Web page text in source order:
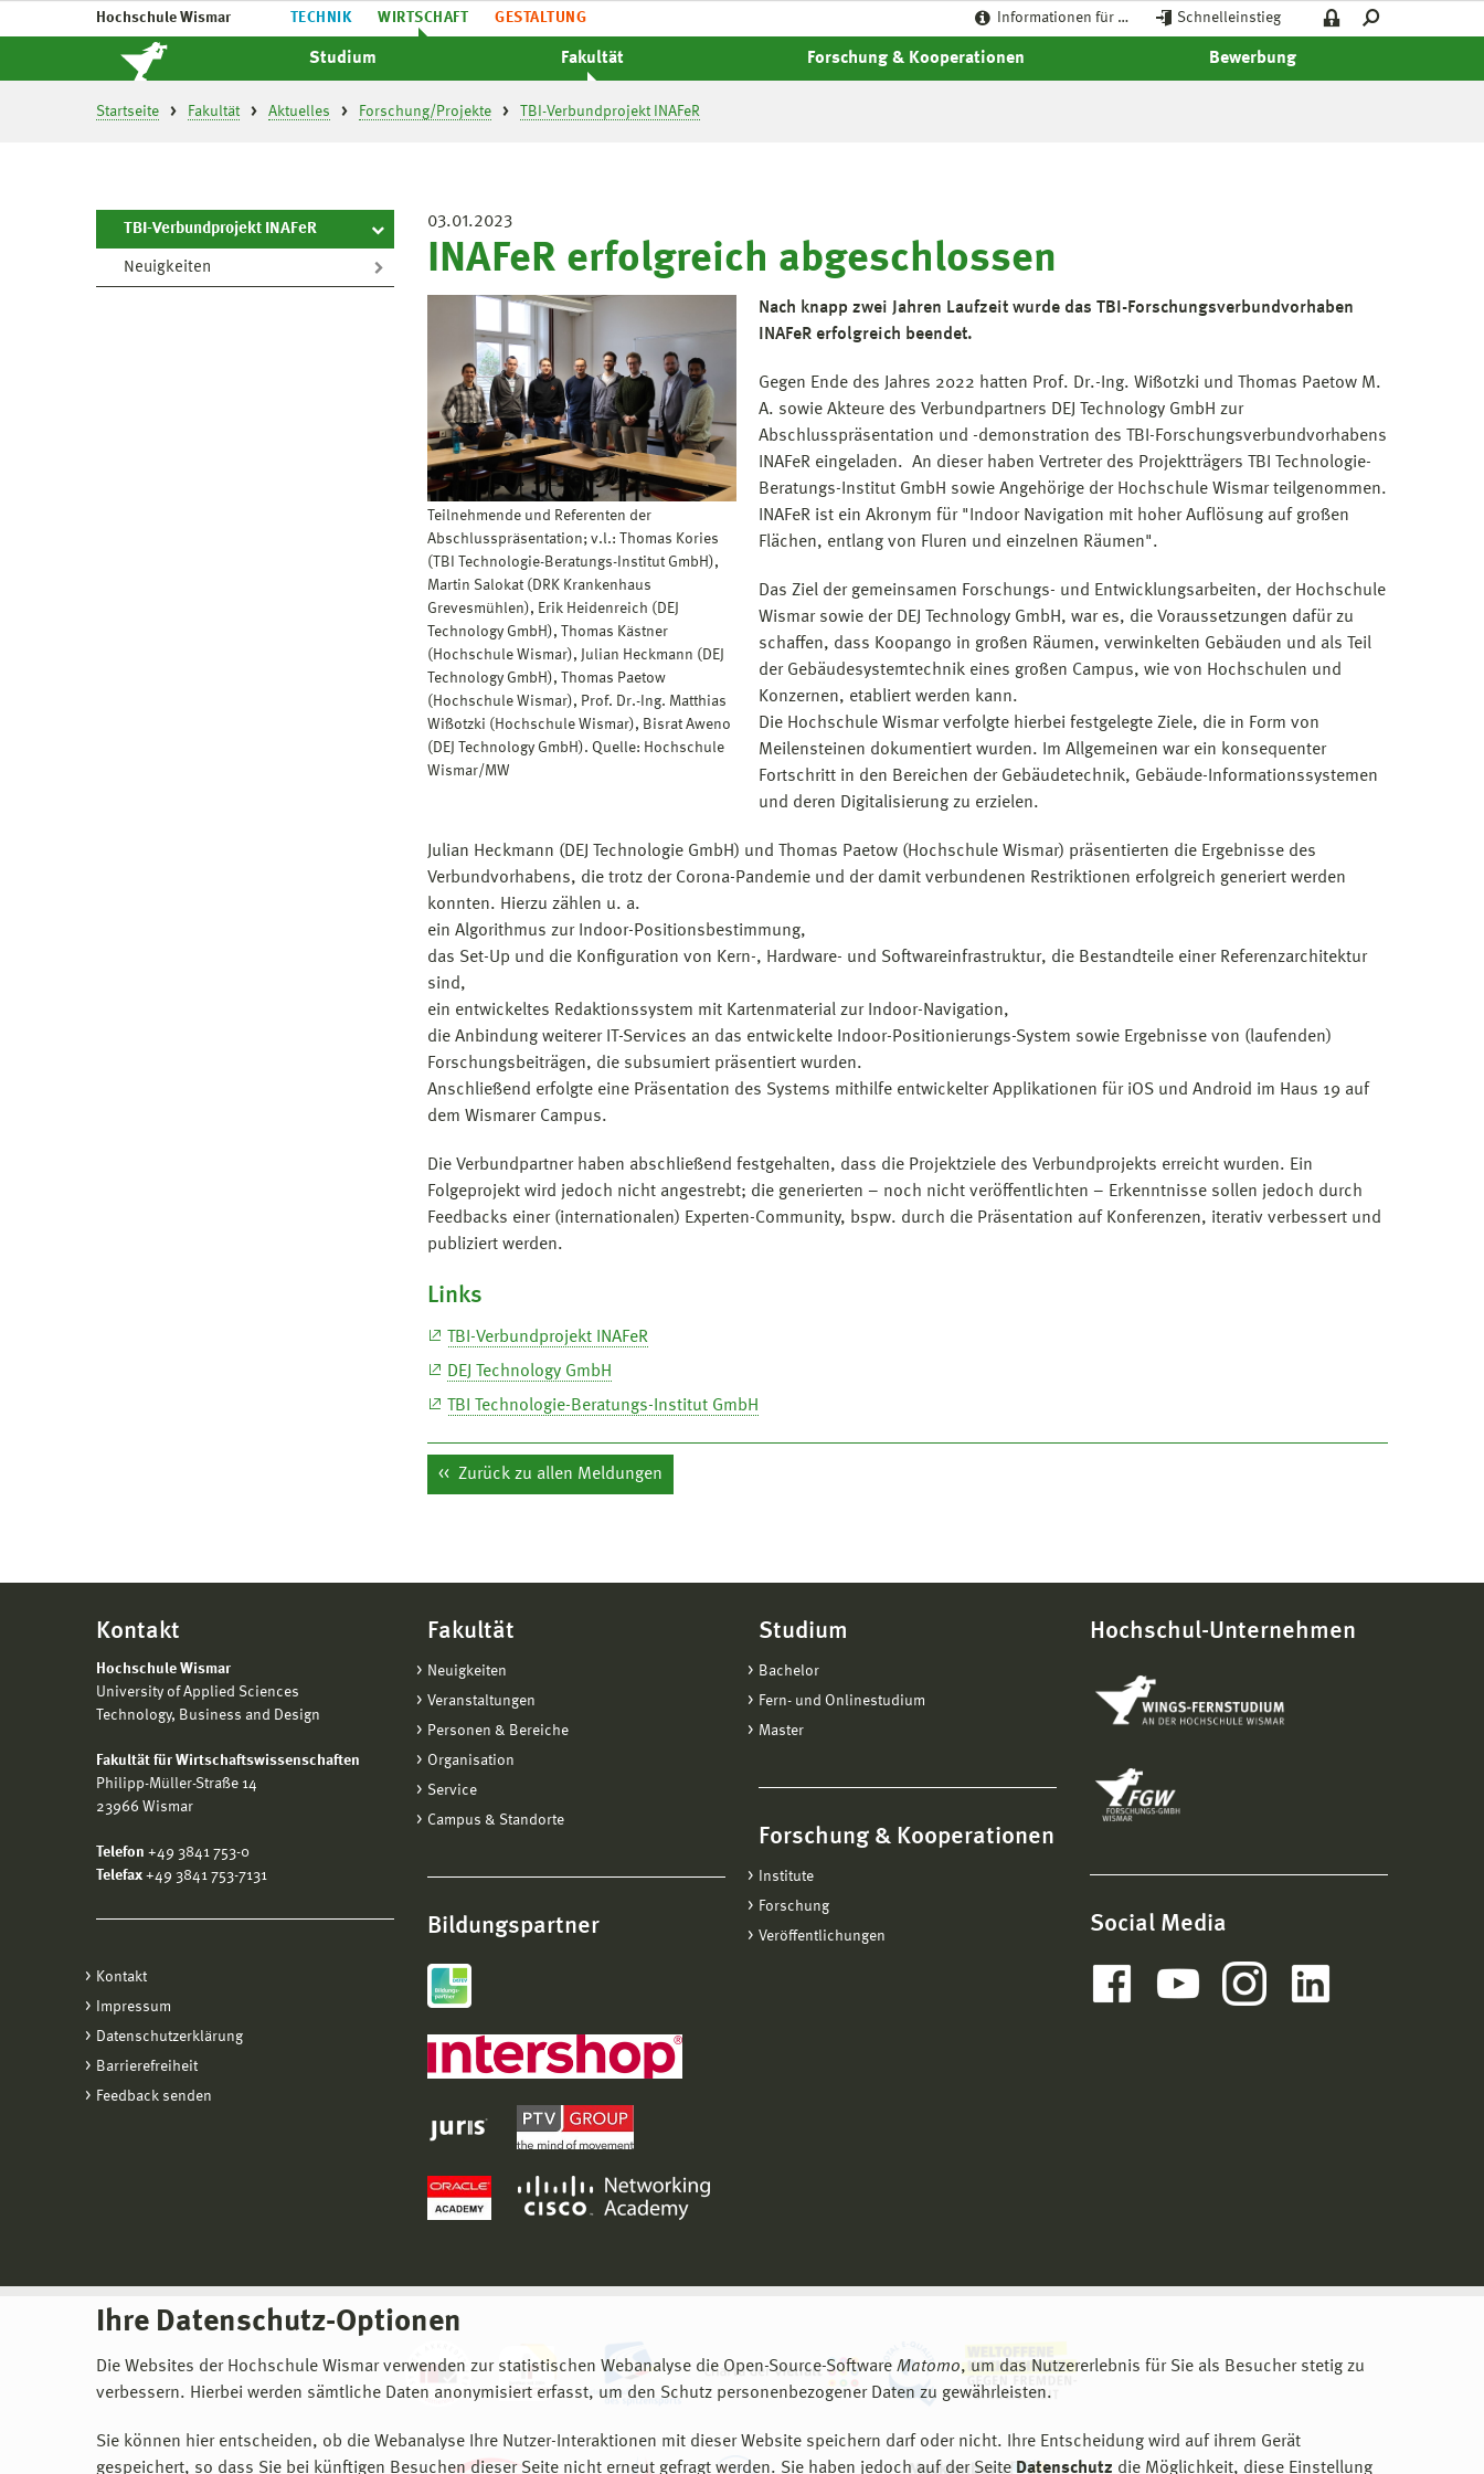
Hochschule Wismar TECHNIK WIRTSCHAFT GESTALTUNG Informationen für … Schnelleinstieg
Studium Fakultät Forschung & Kooperationen Bewerbung
Startseite Fakultät Aktuelles Forschung/Projekte TBI-Verbundprojekt INAFeR
TBI-Verbundprojekt INAFeR
Neuigkeiten
Ihre Datenschutz-Optionen
Die Websites der Hochschule Wismar verwenden zur statistischen Webanalyse die Open-Source-Software Matomo, um das Nutzererlebnis für Sie als Besucher stetig zu
verbessern. Hierbei werden sämtliche Daten anonymisiert erfasst, um den Schutz personenbezogener Daten zu gewährleisten.
Sie können hier entscheiden, ob die Webanalyse Ihre Nutzer-Interaktionen mit dieser Website speichern darf oder nicht. Ihre Entscheidung wird auf ihrem Gerät
gespeichert, so dass Sie bei künftigen Besuchen dieser Seite nicht erneut gefragt werden. Sie haben jedoch auf der Seite Datenschutz die Möglichkeit, diese Einstellung
03.01.2023
INAFeR erfolgreich abgeschlossen
Teilnehmende und Referenten der
Abschlusspräsentation; v.l.: Thomas Kories
(TBI Technologie-Beratungs-Institut GmbH),
Martin Salokat (DRK Krankenhaus
Grevesmühlen), Erik Heidenreich (DEJ
Technology GmbH), Thomas Kästner
(Hochschule Wismar), Julian Heckmann (DEJ
Technology GmbH), Thomas Paetow
(Hochschule Wismar), Prof. Dr.-Ing. Matthias
Wißotzki (Hochschule Wismar), Bisrat Aweno
(DEJ Technology GmbH). Quelle: Hochschule
Wismar/MW
Nach knapp zwei Jahren Laufzeit wurde das TBI-Forschungsverbundvorhaben
INAFeR erfolgreich beendet.
Gegen Ende des Jahres 2022 hatten Prof. Dr.-Ing. Wißotzki und Thomas Paetow M.
A. sowie Akteure des Verbundpartners DEJ Technology GmbH zur
Abschlusspräsentation und -demonstration des TBI-Forschungsverbundvorhabens
INAFeR eingeladen. An dieser haben Vertreter des Projektträgers TBI Technologie-
Beratungs-Institut GmbH sowie Angehörige der Hochschule Wismar teilgenommen.
INAFeR ist ein Akronym für "Indoor Navigation mit hoher Auflösung auf großen
Flächen, entlang von Fluren und einzelnen Räumen".
Das Ziel der gemeinsamen Forschungs- und Entwicklungsarbeiten, der Hochschule
Wismar sowie der DEJ Technology GmbH, war es, die Voraussetzungen dafür zu
schaffen, dass Koopango in großen Räumen, verwinkelten Gebäuden und als Teil
der Gebäudesystemtechnik eines großen Campus, wie von Hochschulen und
Konzernen, etabliert werden kann.
Die Hochschule Wismar verfolgte hierbei festgelegte Ziele, die in Form von
Meilensteinen dokumentiert wurden. Im Allgemeinen war ein konsequenter
Fortschritt in den Bereichen der Gebäudetechnik, Gebäude-Informationssystemen
und deren Digitalisierung zu erzielen.
Julian Heckmann (DEJ Technologie GmbH) und Thomas Paetow (Hochschule Wismar) präsentierten die Ergebnisse des
Verbundvorhabens, die trotz der Corona-Pandemie und der damit verbundenen Restriktionen erfolgreich generiert werden
konnten. Hierzu zählen u. a.
ein Algorithmus zur Indoor-Positionsbestimmung,
das Set-Up und die Konfiguration von Kern-, Hardware- und Softwareinfrastruktur, die Bestandteile einer Referenzarchitektur
sind,
ein entwickeltes Redaktionssystem mit Kartenmaterial zur Indoor-Navigation,
die Anbindung weiterer IT-Services an das entwickelte Indoor-Positionierungs-System sowie Ergebnisse von (laufenden)
Forschungsbeiträgen, die subsumiert präsentiert wurden.
Anschließend erfolgte eine Präsentation des Systems mithilfe entwickelter Applikationen für iOS und Android im Haus 19 auf
dem Wismarer Campus.
Die Verbundpartner haben abschließend festgehalten, dass die Projektziele des Verbundprojekts erreicht wurden. Ein
Folgeprojekt wird jedoch nicht angestrebt; die generierten – noch nicht veröffentlichten – Erkenntnisse sollen jedoch durch
Feedbacks einer (internationalen) Experten-Community, bspw. durch die Präsentation auf Konferenzen, iterativ verbessert und
publiziert werden.
Links
TBI-Verbundprojekt INAFeR
DEJ Technology GmbH
TBI Technologie-Beratungs-Institut GmbH
Zurück zu allen Meldungen
Kontakt
Hochschule Wismar
University of Applied Sciences
Technology, Business and Design
Fakultät für Wirtschaftswissenschaften
Philipp-Müller-Straße 14
23966 Wismar
Telefon +49 3841 753-0
Telefax +49 3841 753-7131
Kontakt
Impressum
Datenschutzerklärung
Barrierefreiheit
Feedback senden
Fakultät
Neuigkeiten
Veranstaltungen
Personen & Bereiche
Organisation
Service
Campus & Standorte
Bildungspartner
Studium
Bachelor
Fern- und Onlinestudium
Master
Forschung & Kooperationen
Institute
Forschung
Veröffentlichungen
Hochschul-Unternehmen
Social Media